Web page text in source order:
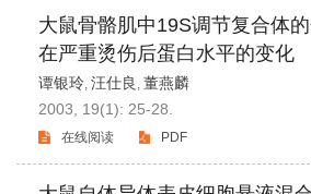
大鼠骨骼肌中19S调节复合体
在严重烫伤后蛋白水平的变化
谭银玲, 汪仕良 , 董燕麟
2003, 19(1): 25-28.
在线阅读 PDF